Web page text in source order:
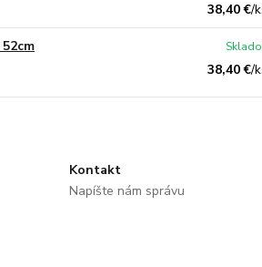
38,40 €/
38,40 €/
Kontakt
Napíšte nám správu